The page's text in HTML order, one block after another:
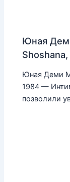
Юная
Юная Деми
1984 —
позволили